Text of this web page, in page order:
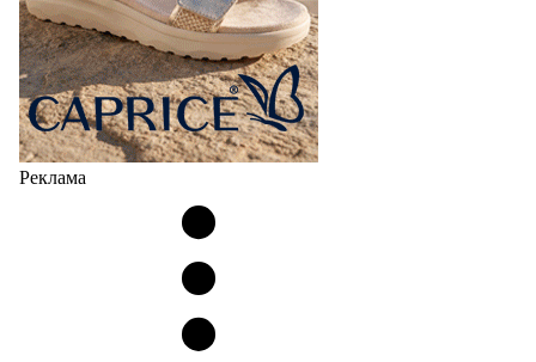
Реклама